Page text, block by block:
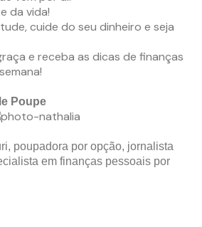
da vida!
cuide do seu dinheiro e seja
e receba as dicas de finanças
Poupe
poupadora por opção, jornalista
em finanças pessoais por